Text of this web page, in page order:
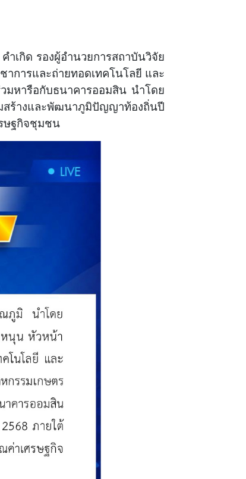
ำเกิด รองผู้อำนวยการสถาบันวิจัย
การและถ่ายทอดเทคโนโลยี และ
มหารือกับธนาคารออมสิน นำโดย
สร้างและพัฒนาภูมิปัญญาท้องถิ่นปี
ษฐกิจชุมชน